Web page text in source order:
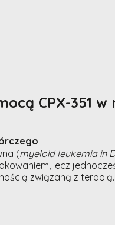
CPX-351 w
(myeloid leukemia in
lecz
związaną z terapią.